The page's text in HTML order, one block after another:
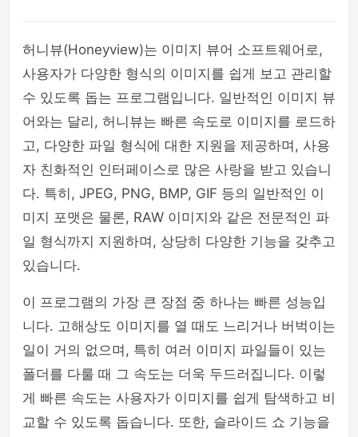
허니뷰(Honeyview)는 이미지 뷰어 소프트웨어로,
사용자가 다양한 형식의 이미지를 쉽게 보고 관리할
수 있도록 돕는 프로그램입니다. 일반적인 이미지 뷰
어와는 달리, 허니뷰는 빠른 속도로 이미지를 로드하
고, 다양한 파일 형식에 대한 지원을 제공하며, 사용
자 친화적인 인터페이스로 많은 사랑을 받고 있습니
다. 특히, JPEG, PNG, BMP, GIF 등의 일반적인 이
미지 포맷은 물론, RAW 이미지와 같은 전문적인 파
일 형식까지 지원하며, 상당히 다양한 기능을 갖추고
있습니다.
이 프로그램의 가장 큰 장점 중 하나는 빠른 성능입
니다. 고해상도 이미지를 열 때도 느리거나 버벅이는
일이 거의 없으며, 특히 여러 이미지 파일들이 있는
폴더를 다룰 때 그 속도는 더욱 두드러집니다. 이렇
게 빠른 속도는 사용자가 이미지를 쉽게 탐색하고 비
교할 수 있도록 돕습니다. 또한, 슬라이드 쇼 기능을